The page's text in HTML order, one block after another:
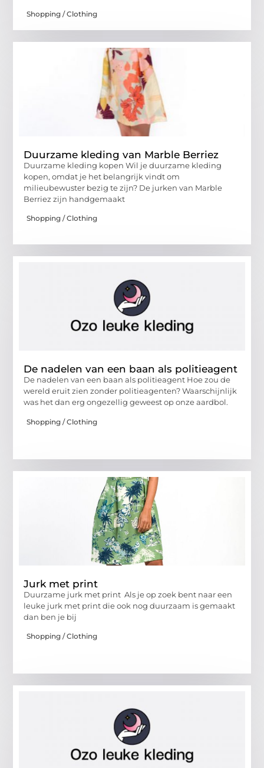
Shopping / Clothing
Duurzame kleding van Marble Berriez
Duurzame kleding kopen Wil je duurzame kleding
kopen, omdat je het belangrijk vindt om
milieubewuster bezig te zijn? De jurken van Marble
Berriez zijn handgemaakt
Shopping / Clothing
De nadelen van een baan als politieagent
De nadelen van een baan als politieagent Hoe zou de
wereld eruit zien zonder politieagenten? Waarschijnlijk
was het dan erg ongezellig geweest op onze aardbol.
Shopping / Clothing
Jurk met print
Duurzame jurk met print Als je op zoek bent naar een
leuke jurk met print die ook nog duurzaam is gemaakt
dan ben je bij
Shopping / Clothing